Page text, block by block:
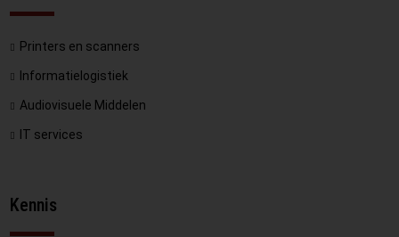
Printers en scanners
Informatielogistiek
Audiovisuele Middelen
IT services
Kennis